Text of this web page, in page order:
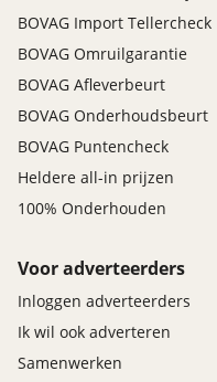
BOVAG Import Tellercheck
BOVAG Omruilgarantie
BOVAG Afleverbeurt
BOVAG Onderhoudsbeurt
BOVAG Puntencheck
Heldere all-in prijzen
100% Onderhouden
Voor adverteerders
Inloggen adverteerders
Ik wil ook adverteren
Samenwerken